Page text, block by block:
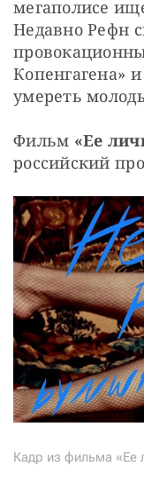
мегаполисе
Недавно Рефн
Копенгагена»
умереть
Фильм «Ее
российский
Кадр из фильма «Ее